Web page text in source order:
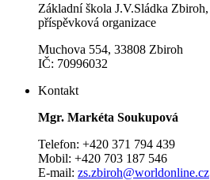
Základní škola J.V.Sládka Zbiroh,
příspěvková organizace
Muchova 554, 33808 Zbiroh
IČ: 70996032
Kontakt
Mgr. Markéta Soukupová
Telefon: +420 371 794 439
Mobil: +420 703 187 546
E-mail: zs.zbiroh@worldonline.cz